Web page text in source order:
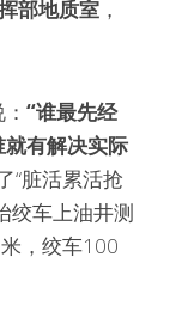
部地质室 ，
“谁最先经
有解决实际
“脏活累活抢
绞车上油井测
，绞车100